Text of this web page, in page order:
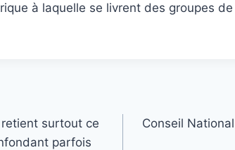
à laquelle se livrent des groupes
retient surtout ce
parfois
Conseil